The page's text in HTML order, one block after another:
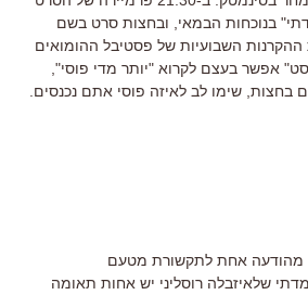
בנוכחות הבמאי, ובחצות סרט בשם
ההקרנות השבועיות של פסטיבל ההומואים
אפשר בעצם לקרוא "יותר מדי פוסי",
שימו לב לאיזה פוסי אתם נכנסים.
מהודעה אחת לתקשורת מטעם
שלאיזבלה רוסליני יש אחות תאומה